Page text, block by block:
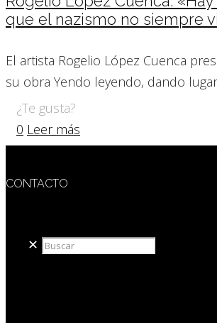
que el nazismo no siempre
El artista Rogelio López Cuenca
su obra Yendo leyendo, dando
¿Te gusta?
0 Leer más
CONTACTO
✕